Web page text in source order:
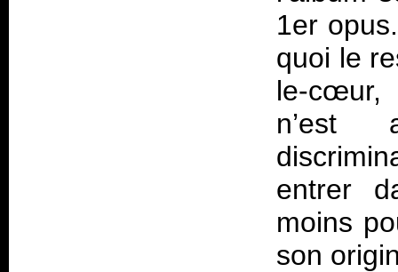
1er
quoi le
le-cœur,
n’est
entrer
moins
son